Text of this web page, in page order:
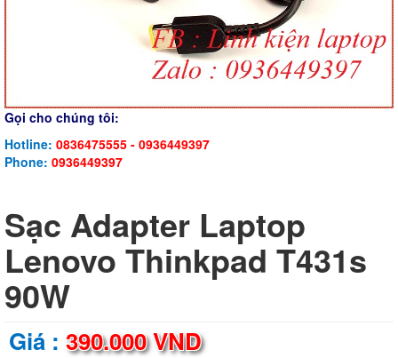
Gọi cho chúng tôi:
Hotline: 0836475555 - 0936449397
Phone: 0936449397
Sạc Adapter Laptop
Lenovo Thinkpad T431s
90W
Giá : 390.000 VND